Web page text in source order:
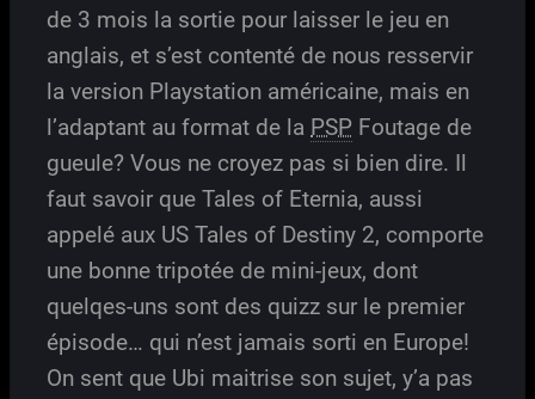
de 3 mois la sortie pour laisser le jeu en
anglais, et s’est contenté de nous resservir
la version Playstation américaine, mais en
l’adaptant au format de la PSP Foutage de
gueule? Vous ne croyez pas si bien dire. Il
faut savoir que Tales of Eternia, aussi
appelé aux US Tales of Destiny 2, comporte
une bonne tripotée de mini-jeux, dont
quelqes-uns sont des quizz sur le premier
épisode… qui n’est jamais sorti en Europe!
On sent que Ubi maitrise son sujet, y’a pas